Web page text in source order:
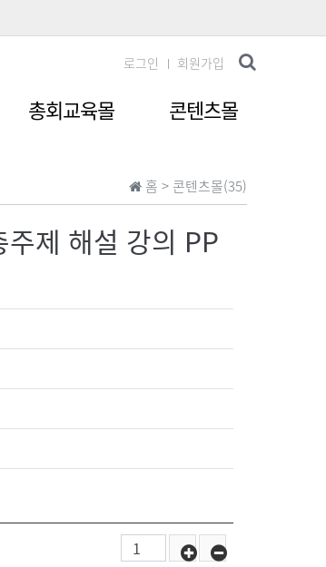
총회교육몰 콘텐츠몰
로그인 회원가입
홈 > 콘텐츠몰(35)
제 해설 강의 PP